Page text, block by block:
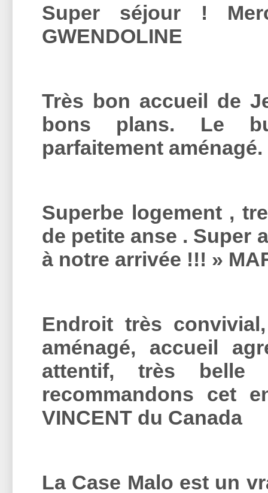
Super séjour !
GWENDOLINE
Très bon accueil de
bons plans. Le
parfaitement aménagé.
Superbe logement ,
de petite anse . Super
à notre arrivée !!! »
Endroit très
aménagé, accueil
attentif, très belle
recommandons cet
VINCENT du Canada
La Case Malo est un